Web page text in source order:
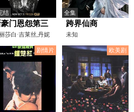
结
门恩怨第三
莎白·吉莱丝,丹妮
·阿隆索,拉斐尔·
全集
跨界仙商
未知
剧情片 欧美剧